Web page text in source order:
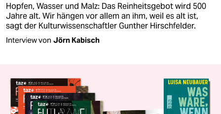
Hopfen, Wasser und Malz: Das Reinheitsgebot wird 500
Jahre alt. Wir hängen vor allem an ihm, weil es alt ist,
sagt der Kulturwissenschaftler Gunther Hirschfelder.
Interview von Jörn Kabisch